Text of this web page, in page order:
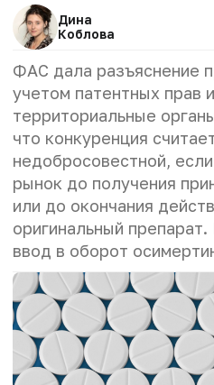
Дина
Коблова
ФАС дала разъяснение
учетом патентных прав
территориальные
что конкуренция
недобросовестной,
рынок до получения
или до окончания
оригинальный
ввод в оборот